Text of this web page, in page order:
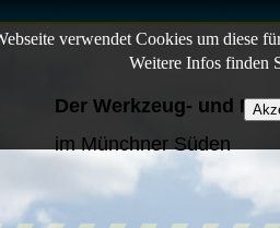
Der Werkzeug- und
im Münchner Süden
verwendet Cookies um diese
Weitere Infos finden